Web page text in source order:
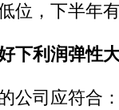
位，下半年
下利润弹性
司应符合